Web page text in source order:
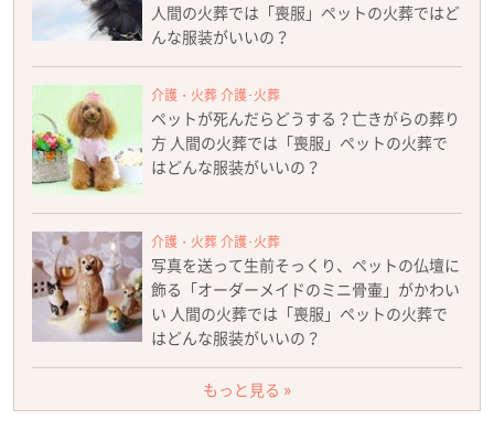
人間の火葬では「喪服」ペットの火葬ではど
んな服装がいいの？
介護・火葬 介護･火葬
ペットが死んだらどうする？亡きがらの葬り
方 人間の火葬では「喪服」ペットの火葬で
はどんな服装がいいの？
介護・火葬 介護･火葬
写真を送って生前そっくり、ペットの仏壇に
飾る「オーダーメイドのミニ骨壷」がかわい
い 人間の火葬では「喪服」ペットの火葬で
はどんな服装がいいの？
もっと見る »